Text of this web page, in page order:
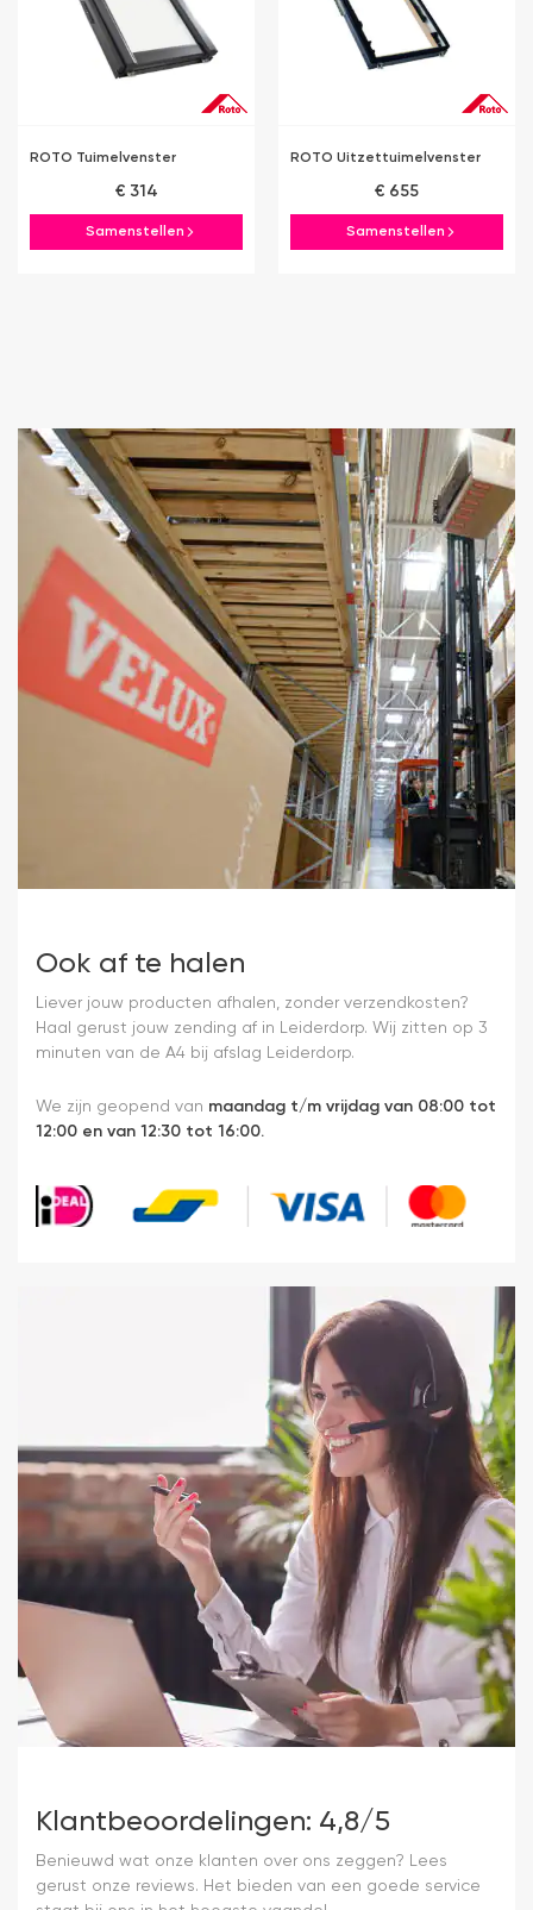
ROTO Tuimelvenster
€ 314
Samenstellen
ROTO Uitzettuimelvenster
€ 655
Samenstellen
Ook af te halen
Liever jouw producten afhalen, zonder verzendkosten?
Haal gerust jouw zending af in Leiderdorp. Wij zitten op 3
minuten van de A4 bij afslag Leiderdorp.
We zijn geopend van maandag t/m vrijdag van 08:00 tot
12:00 en van 12:30 tot 16:00.
Klantbeoordelingen: 4,8/5
Benieuwd wat onze klanten over ons zeggen? Lees
gerust onze reviews. Het bieden van een goede service